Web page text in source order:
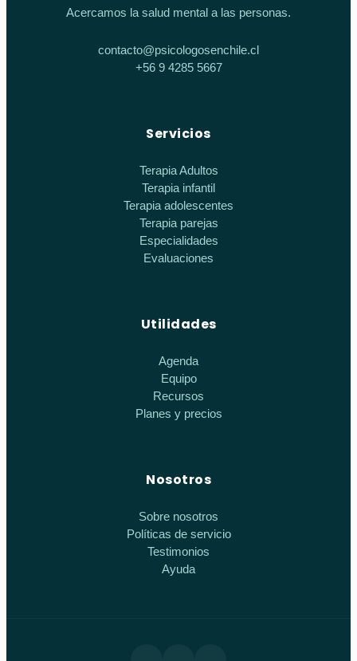
Acercamos la salud mental a las personas.
contacto@psicologosenchile.cl
+56 9 4285 5667
Servicios
Terapia Adultos
Terapia infantil
Terapia adolescentes
Terapia parejas
Especialidades
Evaluaciones
Utilidades
Agenda
Equipo
Recursos
Planes y precios
Nosotros
Sobre nosotros
Políticas de servicio
Testimonios
Ayuda